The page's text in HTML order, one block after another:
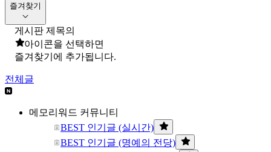
즐겨찾기
게시판 제목의
아이콘을 선택하면
즐겨찾기에 추가됩니다.
전체글
메모리워드 커뮤니티
BEST 인기글 (실시간)
BEST 인기글 (명예의 전당)